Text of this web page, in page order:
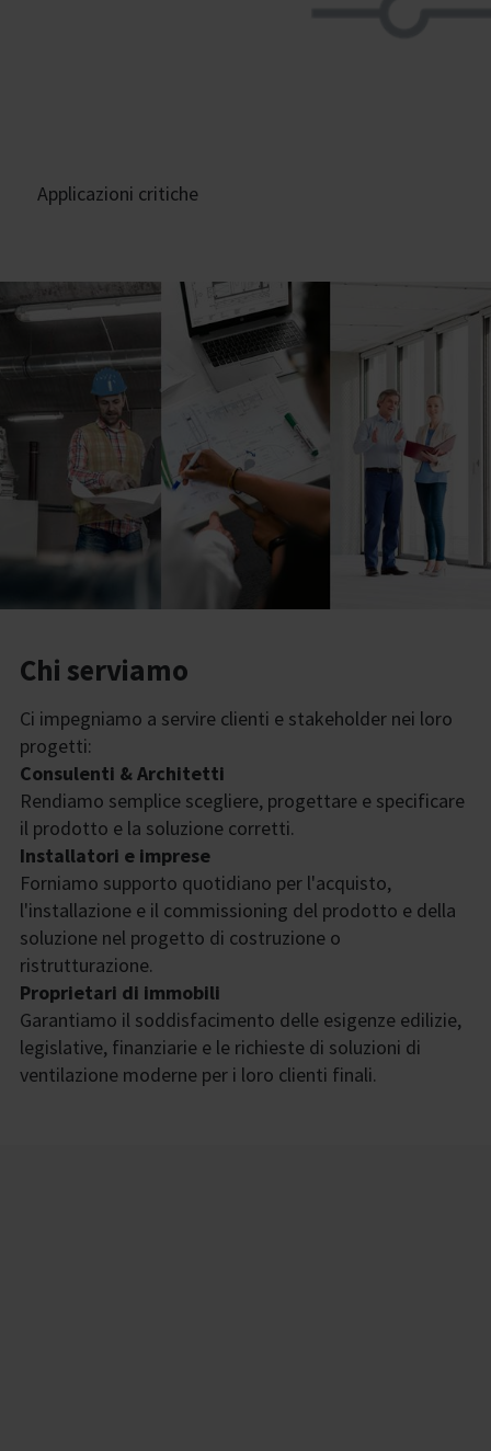
Applicazioni critiche
Chi serviamo
Ci impegniamo a servire clienti e stakeholder nei loro
progetti:
Consulenti & Architetti
Rendiamo semplice scegliere, progettare e specificare
il prodotto e la soluzione corretti.
Installatori e imprese
Forniamo supporto quotidiano per l'acquisto,
l'installazione e il commissioning del prodotto e della
soluzione nel progetto di costruzione o
ristrutturazione.
Proprietari di immobili
Garantiamo il soddisfacimento delle esigenze edilizie,
legislative, finanziarie e le richieste di soluzioni di
ventilazione moderne per i loro clienti finali.